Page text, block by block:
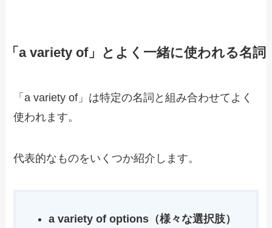
「a variety of」とよく一緒に使われる名詞
「a variety of」は特定の名詞と組み合わせてよく
使われます。
代表的なものをいくつか紹介します。
a variety of options（様々な選択肢）